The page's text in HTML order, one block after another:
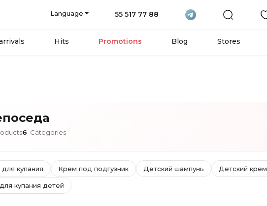
Language 55 517 77 88
Hits Promotions Blog Stores
6 Categories
купания Крем под подгузник Детский шампунь Детский крем
купания детей